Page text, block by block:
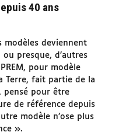
40 ans
modèles deviennent
presque, d’autres
pour modèle
Terre, fait partie de la
pensé pour être
de référence depuis
modèle n’ose plus
».